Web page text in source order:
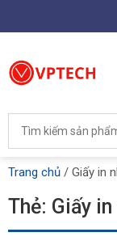
Trang chủ / Giấy in
Thẻ: Giấy